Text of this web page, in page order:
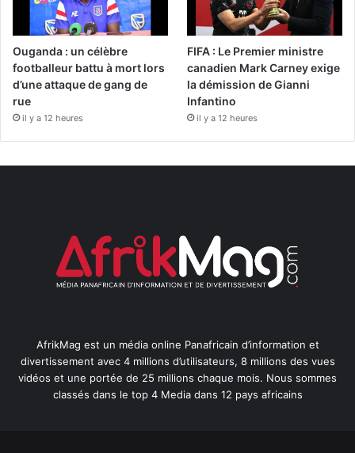
Ouganda : un célèbre
footballeur battu à mort lors
d’une attaque de gang de
rue
il y a 12 heures
FIFA : Le Premier ministre
canadien Mark Carney exige
la démission de Gianni
Infantino
il y a 12 heures
AfrikMag est un média online Panafricain d’information et
divertissement avec 4 millions d’utilisateurs, 8 millions des vues
vidéos et une portée de 25 millions chaque mois. Nous sommes
classés dans le top 4 Media dans 12 pays africains